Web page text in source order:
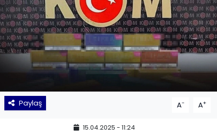
Paylaş A- A+
15.04.2025 - 11:24
POLİTİKA
SAĞLIK
Siyaset
SPOR